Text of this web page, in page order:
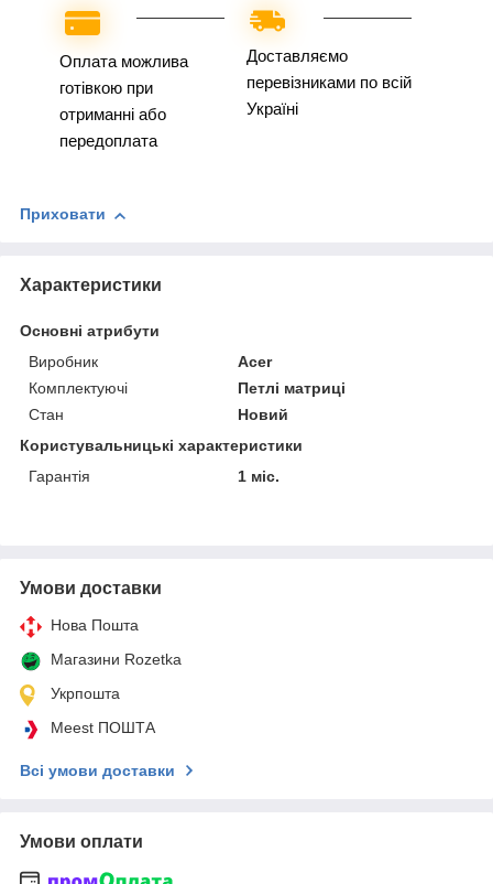
Оплата можлива
готівкою при
отриманні або
передоплата
Доставляємо
перевізниками по всій
Україні
Приховати
Характеристики
Основні атрибути
Виробник
Acer
Комплектуючі
Петлі матриці
Стан
Новий
Користувальницькі характеристики
Гарантія
1 міс.
Умови доставки
Нова Пошта
Магазини Rozetka
Укрпошта
Meest ПОШТА
Всі умови доставки
Умови оплати